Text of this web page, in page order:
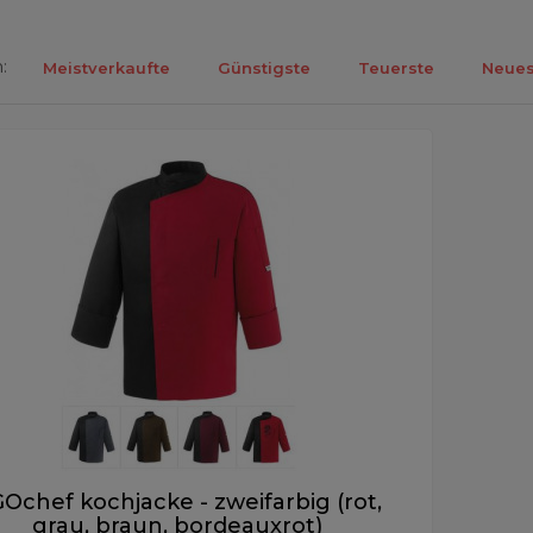
Meistverkaufte Günstigste Teuerste
kochjacke - zweifarbig (rot,
grau, braun, bordeauxrot)